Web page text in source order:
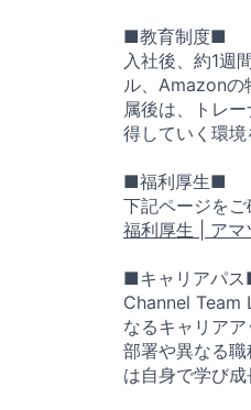
■教育制度■
入社後、約1週
ル、Amazonの
属後は、トレ
得していく環境
■福利厚生■
下記ページをご
福利厚生 | アマ
■キャリアパ
Channel Team
なるキャリア
部署や異なる
は自身で学び